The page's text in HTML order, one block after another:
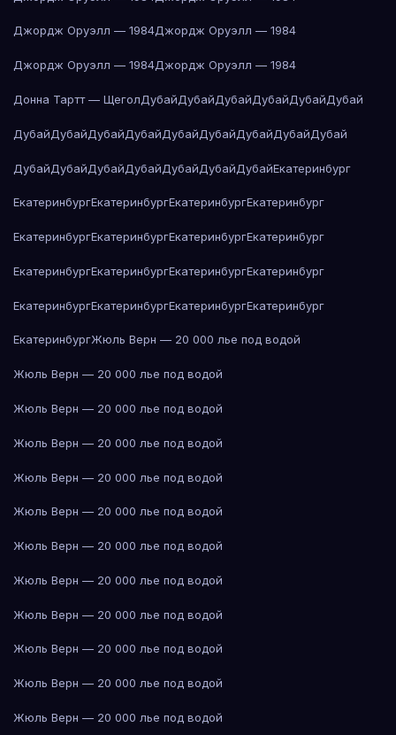
Джордж Оруэлл — 1984Джордж Оруэлл — 1984
Джордж Оруэлл — 1984Джордж Оруэлл — 1984
Донна Тартт — ЩеголДубайДубайДубайДубайДубайДубай
ДубайДубайДубайДубайДубайДубайДубайДубайДубай
ДубайДубайДубайДубайДубайДубайДубайЕкатеринбург
ЕкатеринбургЕкатеринбургЕкатеринбургЕкатеринбург
ЕкатеринбургЕкатеринбургЕкатеринбургЕкатеринбург
ЕкатеринбургЕкатеринбургЕкатеринбургЕкатеринбург
ЕкатеринбургЕкатеринбургЕкатеринбургЕкатеринбург
ЕкатеринбургЖюль Верн — 20 000 лье под водой
Жюль Верн — 20 000 лье под водой
Жюль Верн — 20 000 лье под водой
Жюль Верн — 20 000 лье под водой
Жюль Верн — 20 000 лье под водой
Жюль Верн — 20 000 лье под водой
Жюль Верн — 20 000 лье под водой
Жюль Верн — 20 000 лье под водой
Жюль Верн — 20 000 лье под водой
Жюль Верн — 20 000 лье под водой
Жюль Верн — 20 000 лье под водой
Жюль Верн — 20 000 лье под водой